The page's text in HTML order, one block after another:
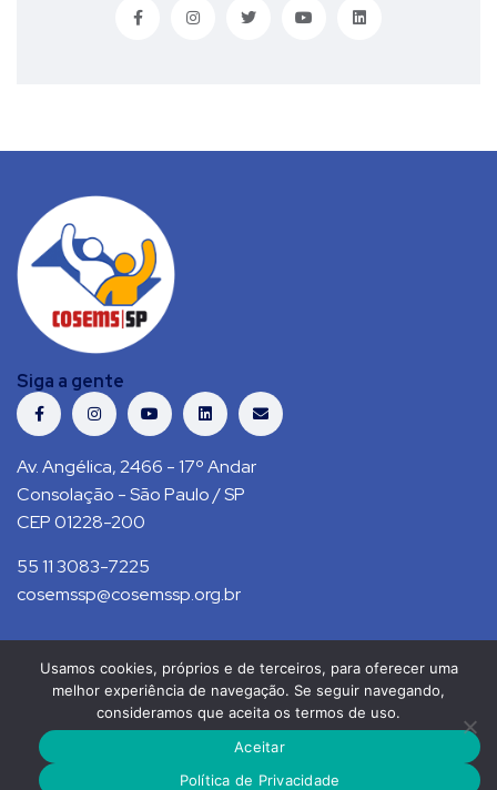
Siga a gente
Av. Angélica, 2466 - 17º Andar
Consolação - São Paulo / SP
CEP 01228-200
55 11 3083-7225
cosemssp@cosemssp.org.br
Política de Privacidade Contato
COSEMS/SP © 2021. Todos direitos reservados.
RS Press
Usamos cookies, próprios e de terceiros, para oferecer uma
melhor experiência de navegação. Se seguir navegando,
consideramos que aceita os termos de uso.
Aceitar
Política de Privacidade